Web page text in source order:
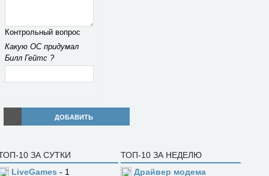
Контрольный вопрос
Какую ОС придумал
Билл Гейтс ?
ДОБАВИТЬ
10 ЗА СУТКИ
LiveGames - 1
ТОП-10 ЗА НЕДЕЛЮ
Драйвер модема